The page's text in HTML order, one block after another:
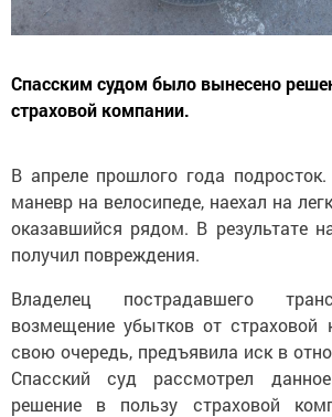
Спасским судом было вынесено
страховой компании.
В апреле прошлого года
маневр на велосипеде, наехал на
оказавшийся рядом. В результате
получил повреждения.
Владелец пострадавшего
возмещение убытков от страховой
свою очередь, предъявила иск в
Спасский суд рассмотрел
решение в пользу страховой